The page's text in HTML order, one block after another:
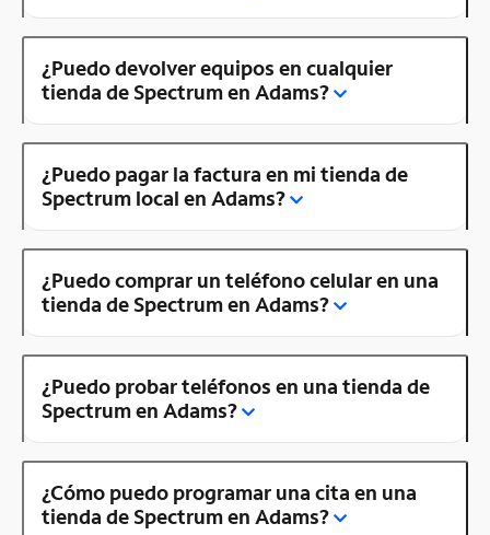
¿Puedo devolver equipos en cualquier
tienda de Spectrum en Adams?
¿Puedo pagar la factura en mi tienda de
Spectrum local en Adams?
¿Puedo comprar un teléfono celular en una
tienda de Spectrum en Adams?
¿Puedo probar teléfonos en una tienda de
Spectrum en Adams?
¿Cómo puedo programar una cita en una
tienda de Spectrum en Adams?